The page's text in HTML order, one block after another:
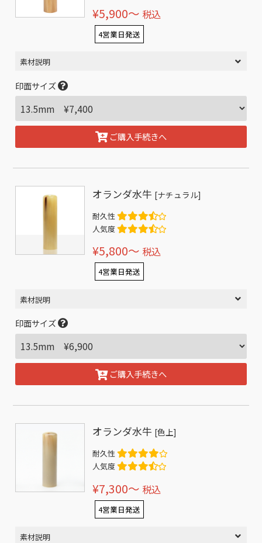
¥5,900〜 税込
4営業日発送
素材説明
印面サイズ
ご購入手続きへ
オランダ水牛 [ナチュラル]
耐久性
人気度
¥5,800〜 税込
4営業日発送
素材説明
印面サイズ
ご購入手続きへ
オランダ水牛 [色上]
耐久性
人気度
¥7,300〜 税込
4営業日発送
素材説明